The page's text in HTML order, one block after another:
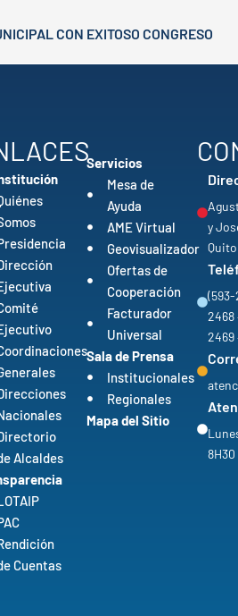
CON EXITOSO CONGRESO
Alcaldes
Cuentas
Servicios
Mesa de
Ayuda
AME Virtual
Geovisualizador
Ofertas de
Cooperación
Facturador
Universal
Sala de Prensa
Institucionales
Regionales
Mapa del Sitio
y
2468
2469
8H30